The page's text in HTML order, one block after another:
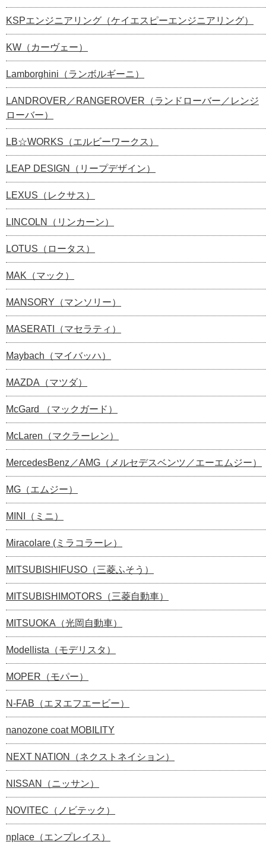
KSPエンジニアリング（ケイエスピーエンジニアリング）
KW（カーヴェー）
Lamborghini（ランボルギーニ）
LANDROVER／RANGEROVER（ランドローバー／レンジ
ローバー）
LB☆WORKS（エルビーワークス）
LEAP DESIGN（リープデザイン）
LEXUS（レクサス）
LINCOLN（リンカーン）
LOTUS（ロータス）
MAK（マック）
MANSORY（マンソリー）
MASERATI（マセラティ）
Maybach（マイバッハ）
MAZDA（マツダ）
McGard （マックガード）
McLaren（マクラーレン）
MercedesBenz／AMG（メルセデスベンツ／エーエムジー）
MG（エムジー）
MINI（ミニ）
Miracolare (ミラコラーレ）
MITSUBISHIFUSO（三菱ふそう）
MITSUBISHIMOTORS（三菱自動車）
MITSUOKA（光岡自動車）
Modellista（モデリスタ）
MOPER（モパー）
N-FAB（エヌエフエービー）
nanozone coat MOBILITY
NEXT NATION（ネクストネイション）
NISSAN（ニッサン）
NOVITEC（ノビテック）
nplace（エンプレイス）